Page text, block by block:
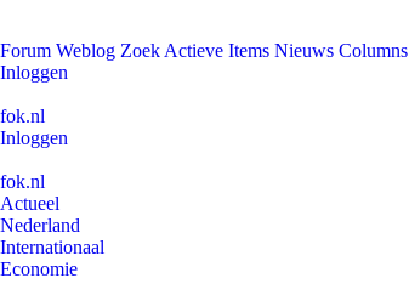
Forum Weblog Zoek Actieve Items Nieuws Columns
Inloggen
fok.nl
Inloggen
fok.nl
Actueel
Nederland
Internationaal
Economie